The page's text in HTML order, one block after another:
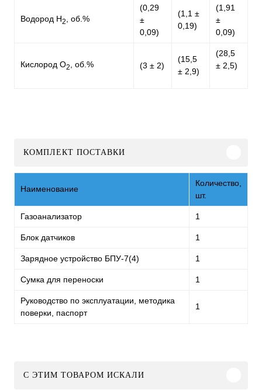
Водород H2 , об.%
(0,29
±
0,09)
(1,1 ±
0,19)
(1,91
±
0,09)
Кислород О2 , об.% (3 ± 2)
(15,5
± 2,9)
(28,5
± 2,5)
КОМПЛЕКТ ПОСТАВКИ
Наименование
Количество,
шт.
Газоанализатор 1
Блок датчиков 1
Зарядное устройство БПУ-7(4) 1
Сумка для переноски 1
Руководство по эксплуатации, методика
поверки, паспорт
1
C ЭТИМ ТОВАРОМ ИСКАЛИ